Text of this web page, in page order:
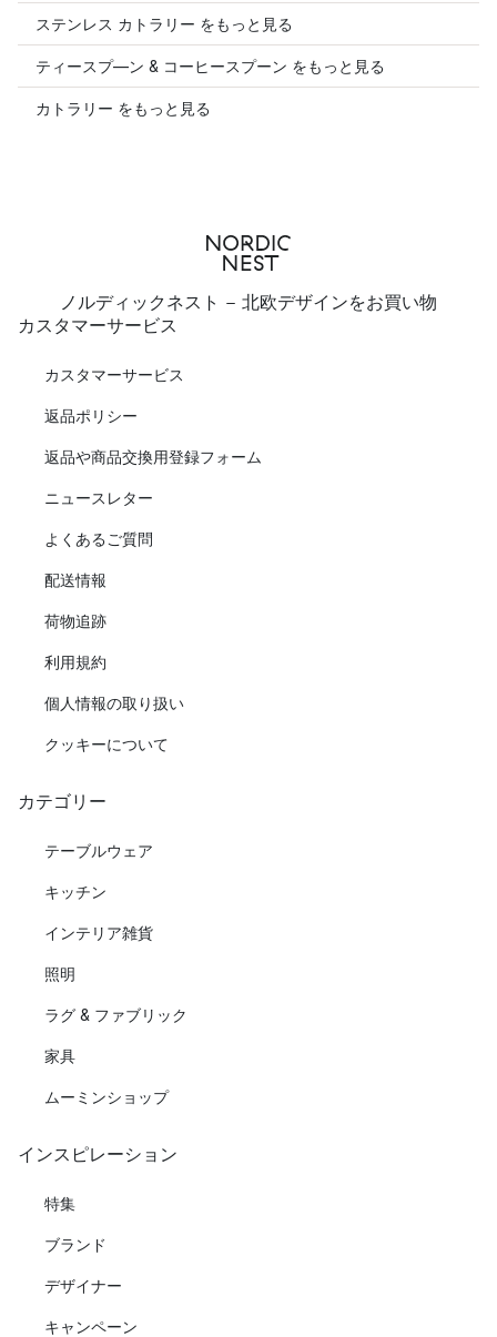
ステンレス カトラリー をもっと見る
ティースプ―ン & コーヒースプーン をもっと見る
カトラリー をもっと見る
ノルディックネスト - 北欧デザインをお買い物
カスタマーサービス
カスタマーサービス
返品ポリシー
返品や商品交換用登録フォーム
ニュースレター
よくあるご質問
配送情報
荷物追跡
利用規約
個人情報の取り扱い
クッキーについて
カテゴリー
テーブルウェア
キッチン
インテリア雑貨
照明
ラグ & ファブリック
家具
ムーミンショップ
インスピレーション
特集
ブランド
デザイナー
キャンペーン